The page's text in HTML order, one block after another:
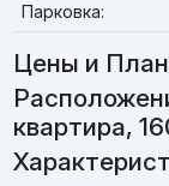
Парковка:
Цены и
квартира,